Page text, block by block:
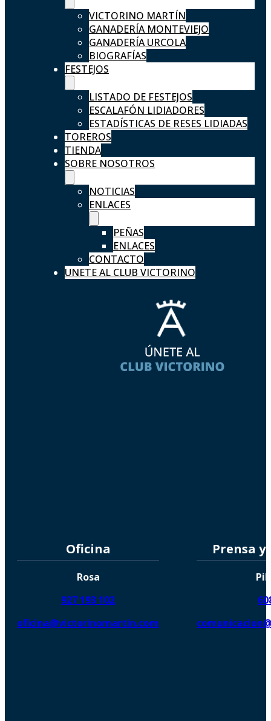
VICTORINO MARTÍN
GANADERÍA MONTEVIEJO
GANADERÍA URCOLA
BIOGRAFÍAS
FESTEJOS
LISTADO DE FESTEJOS
ESCALAFÓN LIDIADORES
ESTADÍSTICAS DE RESES LIDIADAS
TOREROS
TIENDA
SOBRE NOSOTROS
NOTICIAS
ENLACES
PEÑAS
ENLACES
CONTACTO
UNETE AL CLUB VICTORINO
Oficina
Rosa
927 193 102
oficina@victorinomartin.com
Prensa